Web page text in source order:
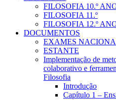
FILOSOFIA 10.º
FILOSOFIA 11.º
FILOSOFIA 12.º
DOCUMENTOS
EXAMES
ESTANTE
Implementação de
colaborativo e
Filosofia
Introdução
Capítulo 1 –